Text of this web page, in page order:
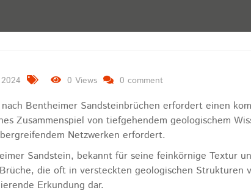
0 Views 0 comment
Bentheimer Sandsteinbrüchen erfordert einen
Zusammenspiel von tiefgehendem geologischem
Netzwerken erfordert.
Sandstein, bekannt für seine feinkörnige Textur
die oft in versteckten geologischen Strukturen
Erkundung dar.